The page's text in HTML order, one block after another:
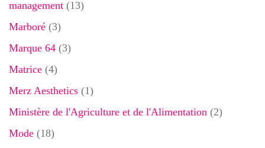
management (13)
Marboré (3)
Marque 64 (3)
Matrice (4)
Merz Aesthetics (1)
Ministère de l'Agriculture et de l'Alimentation (2)
Mode (18)